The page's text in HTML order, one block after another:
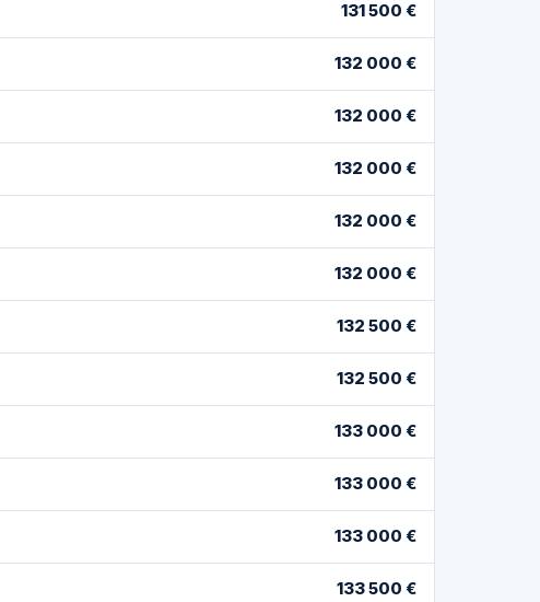
131 500 €
132 000 €
132 000 €
132 000 €
132 000 €
132 000 €
132 500 €
132 500 €
133 000 €
133 000 €
133 000 €
133 500 €